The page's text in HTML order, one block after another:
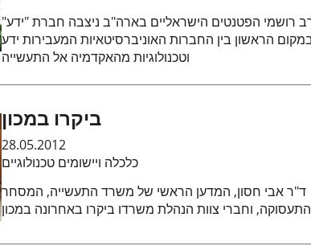
רושמי הפטנטים הישראליים בארה"ב ניצבה חברת "ידע"
הראשון בין החברות האוניברסיטאיות המעבירות ידע
וטכנולוגיות מהאקדמיה אל התעשייה
ביקרו במכון
28.05.2012
כלכלה ויישומים טכנולוגיים
ד"ר אבי חסון, המדען הראשי של משרד התעשייה, המסחר